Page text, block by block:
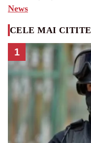
News
CELE MAI CITITE
1